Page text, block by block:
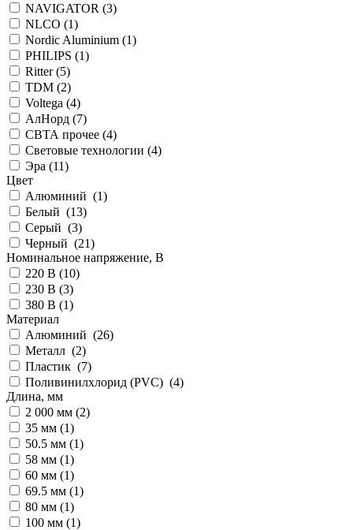
NAVIGATOR (3)
NLCO (1)
Nordic Aluminium (1)
PHILIPS (1)
Ritter (5)
TDM (2)
Voltega (4)
АлНорд (7)
СВТА прочее (4)
Световые технологии (4)
Эра (11)
Цвет
Алюминий (1)
Белый (13)
Серый (3)
Черный (21)
Номинальное напряжение, В
220 В (10)
230 В (3)
380 В (1)
Материал
Алюминий (26)
Металл (2)
Пластик (7)
Поливинилхлорид (PVC) (4)
Длина, мм
2 000 мм (2)
35 мм (1)
50.5 мм (1)
58 мм (1)
60 мм (1)
69.5 мм (1)
80 мм (1)
100 мм (1)